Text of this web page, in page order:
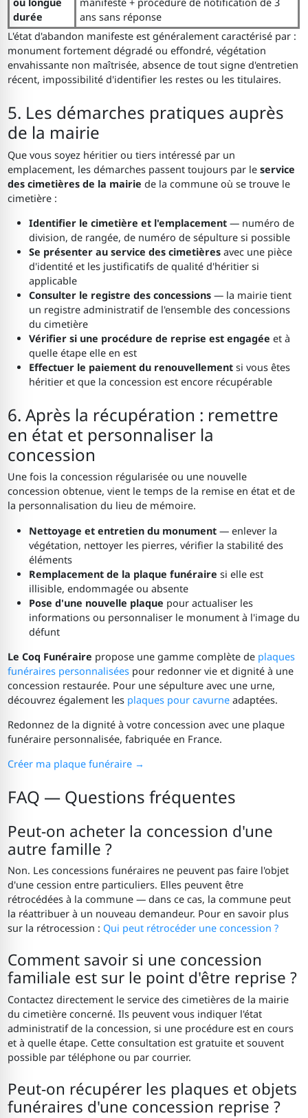
ou longue
durée
manifeste + procédure de notification de 3
ans sans réponse
L'état d'abandon manifeste est généralement caractérisé par :
monument fortement dégradé ou effondré, végétation
envahissante non maîtrisée, absence de tout signe d'entretien
récent, impossibilité d'identifier les restes ou les titulaires.
5. Les démarches pratiques auprès
de la mairie
Que vous soyez héritier ou tiers intéressé par un
emplacement, les démarches passent toujours par leservice
des cimetières de la mairie de la commune où se trouve le
cimetière :
Identifier le cimetière et l'emplacement— numéro de
division, de rangée, de numéro de sépulture si possible
Se présenter au service des cimetièresavec une pièce
d'identité et les justificatifs de qualité d'héritier si
applicable
Consulter le registre des concessions— la mairie tient
un registre administratif de l'ensemble des concessions
du cimetière
Vérifier si une procédure de reprise est engagée et à
quelle étape elle en est
Effectuer le paiement du renouvellementsi vous êtes
héritier et que la concession est encore récupérable
6. Après la récupération : remettre
en état et personnaliser la
concession
Une fois la concession régularisée ou une nouvelle
concession obtenue, vient le temps de la remise en état et de
la personnalisation du lieu de mémoire.
Nettoyage et entretien du monument— enlever la
végétation, nettoyer les pierres, vérifier la stabilité des
éléments
Remplacement de la plaque funéraire si elle est
illisible, endommagée ou absente
Pose d'une nouvelle plaque pour actualiser les
informations ou personnaliser le monument à l'image du
défunt
Le Coq Funéraire propose une gamme complète de plaques
funéraires personnalisées pour redonner vie et dignité à une
concession restaurée. Pour une sépulture avec une urne,
découvrez également les plaques pour cavurne adaptées.
Redonnez de la dignité à votre concession avec une plaque
funéraire personnalisée, fabriquée en France.
Créer ma plaque funéraire →
FAQ — Questions fréquentes
Peut-on acheter la concession d'une
autre famille ?
Non. Les concessions funéraires ne peuvent pas faire l'objet
d'une cession entre particuliers. Elles peuvent être
rétrocédées à la commune — dans ce cas, la commune peut
la réattribuer à un nouveau demandeur. Pour en savoir plus
sur la rétrocession : Qui peut rétrocéder une concession ?
Comment savoir si une concession
familiale est sur le point d'être reprise ?
Contactez directement le service des cimetières de la mairie
du cimetière concerné. Ils peuvent vous indiquer l'état
administratif de la concession, si une procédure est en cours
et à quelle étape. Cette consultation est gratuite et souvent
possible par téléphone ou par courrier.
Peut-on récupérer les plaques et objets
funéraires d'une concession reprise ?